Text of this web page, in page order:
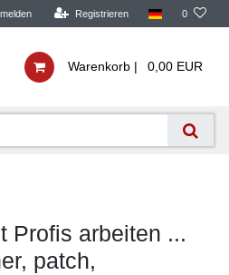
Registrieren 0
Warenkorb | 0,00 EUR
Profis arbeiten ...
patch,